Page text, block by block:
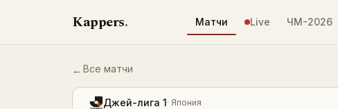
Kappers. Матчи Live ЧМ-2026
← Все матчи
В-Варен Нагасаки — Нагоя Грампус 1:2 —
Джей-лига 1· Япония